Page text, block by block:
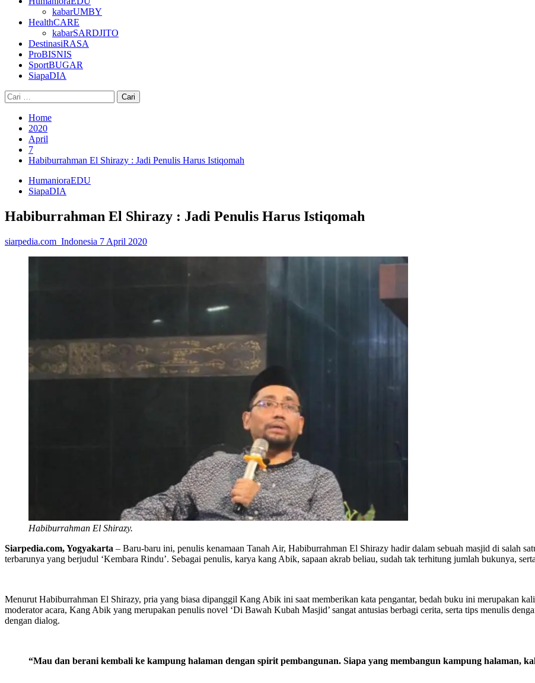
kabarUMBY
HealthCARE
kabarSARDJITO
DestinasiRASA
ProBISNIS
SportBUGAR
SiapaDIA
Cari
untuk:
Home
2020
April
7
Habiburrahman El Shirazy : Jadi Penulis Harus Istiqomah
HumanioraEDU
SiapaDIA
Habiburrahman El Shirazy : Jadi Penulis Harus Istiqomah
siarpedia.com_Indonesia 7 April 2020
Habiburrahman El Shirazy.
Siarpedia.com, Yogyakarta – Baru-baru ini, penulis kenamaan Tanah Air, Habiburrahman El Shirazy hadir dalam sebuah masjid di salah
terbarunya yang berjudul ‘Kembara Rindu’. Sebagai penulis, karya kang Abik, sapaan akrab beliau, sudah tak terhitung jumlah bukunya,
Menurut Habiburrahman El Shirazy, pria yang biasa dipanggil Kang Abik ini saat memberikan kata pengantar, bedah buku ini merupakan
moderator acara, Kang Abik yang merupakan penulis novel ‘Di Bawah Kubah Masjid’ sangat antusias berbagi cerita, serta tips menulis
dengan dialog.
“Mau dan berani kembali ke kampung halaman dengan spirit pembangunan. Siapa yang membangun kampung halaman,